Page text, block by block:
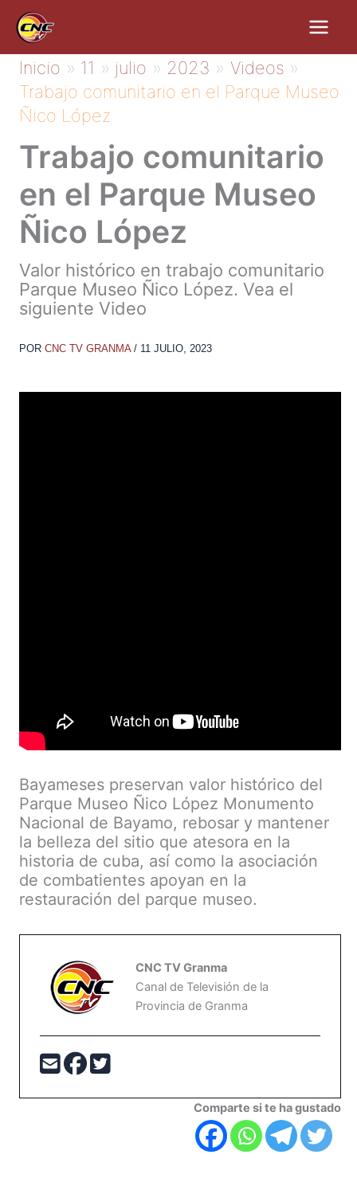
contenido
Inicio 11 julio 2023
Videos
Trabajo comunitario en el Parque Museo
Ñico López
Trabajo comunitario
en el Parque Museo
Ñico López
Valor histórico en trabajo comunitario
Parque Museo Ñico López. Vea el
siguiente Video
POR CNC TV GRANMA / 11 JULIO, 2023
Bayameses preservan valor histórico del
Parque Museo Ñico López Monumento
Nacional de Bayamo, rebosar y mantener
la belleza del sitio que atesora en la
historia de cuba, así como la asociación
de combatientes apoyan en la
restauración del parque museo.
CNC TV Granma
Canal de Televisión de la
Provincia de Granma
Comparte si te ha gustado